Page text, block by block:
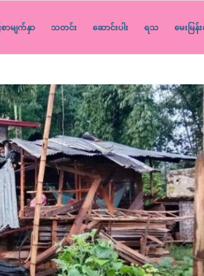
ာမျက်နှာ သတင်း ဆောင်းပါး ရသ မေးမြန်